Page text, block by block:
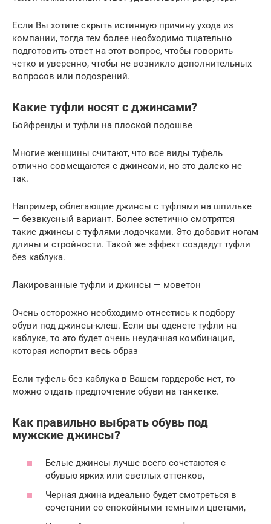
Если Вы хотите скрыть истинную причину ухода из
компании, тогда тем более необходимо тщательно
подготовить ответ на этот вопрос, чтобы говорить
четко и уверенно, чтобы не возникло дополнительных
вопросов или подозрений.
Какие туфли носят с джинсами?
Бойфренды и туфли на плоской подошве
Многие женщины считают, что все виды туфель
отлично совмещаются с джинсами, но это далеко не
так.
Например, облегающие джинсы с туфлями на шпильке
— безвкусный вариант. Более эстетично смотрятся
такие джинсы с туфлями-лодочками. Это добавит ногам
длины и стройности. Такой же эффект создадут туфли
без каблука.
Лакированные туфли и джинсы — моветон
Очень осторожно необходимо отнестись к подбору
обуви под джинсы-клеш. Если вы оденете туфли на
каблуке, то это будет очень неудачная комбинация,
которая испортит весь образ
Если туфель без каблука в Вашем гардеробе нет, то
можно отдать предпочтение обуви на танкетке.
Как правильно выбрать обувь под
мужские джинсы?
Белые джинсы лучше всего сочетаются с
обувью ярких или светлых оттенков,
Черная джина идеально будет смотреться в
сочетании со спокойными темными цветами,